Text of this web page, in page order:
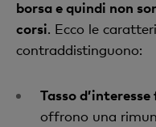
borsa e quindi non
corsi. Ecco le
contraddistinguono:
Tasso d’interesse
offrono una